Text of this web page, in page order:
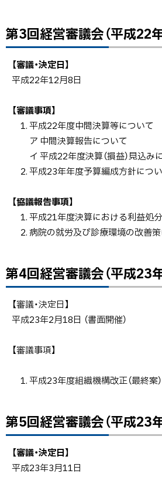
ト
ッ
プ
に
る
第3回経営審議会（平成22
【審議・決定日】
平成22年12月8日
【審議事項】
1. 平成22年度中間決算等について
ア 中間決算報告について
イ 平成22年度決算（損益）見込み
2. 平成23年年度予算編成方針につ
【協議報告事項】
1. 平成21年度決算における利益処
2. 病院の就労及び診療環境の改善
ト
ッ
プ
に
る
第4回経営審議会（平成23
【審議・決定日】
平成23年2月18日 （書面開催）
【審議事項】
1. 平成23年度組織機構改正（最終案
ト
ッ
プ
に
第5回経営審議会（平成23
【審議・決定日】
平成23年3月11日